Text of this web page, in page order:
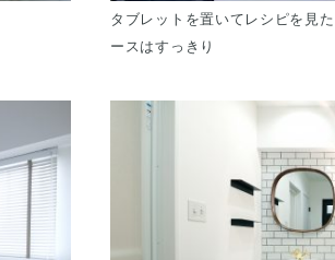
タブレットを置いてレシピを見
ースはすっきり